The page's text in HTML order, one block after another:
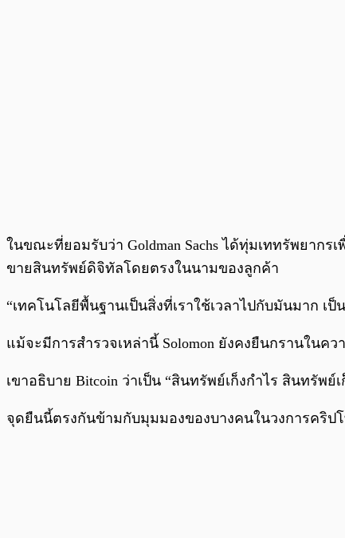
ในขณะที่ยอมรับว่า Goldman Sachs ได้ทุ่มเททรัพยากร
ขายสินทรัพย์ดิจิทัลโดยตรงในนามของลูกค้า
“เทคโนโลยีพื้นฐานเป็นสิ่งที่เราใช้เวลาไปกับมันมาก เ
แม้จะมีการสำรวจเหล่านี้ Solomon ยังคงยืนกรานในค
เขาอธิบาย Bitcoin ว่าเป็น “สินทรัพย์เก็งกำไร สินทรั
จุดยืนนี้ตรงกันข้ามกับมุมมองของบางคนในวงการคริปโ